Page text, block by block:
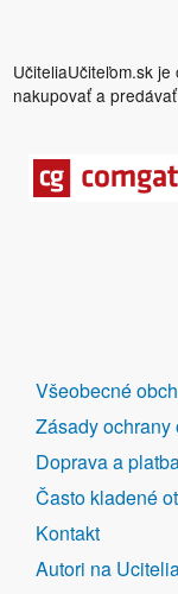
UčiteliaUčiteľom.sk
nakupovať a
DALŠÍ
ODKAZY
Všeobecné
Zásady
Doprava a
Často kladené
Kontakt
Autori na